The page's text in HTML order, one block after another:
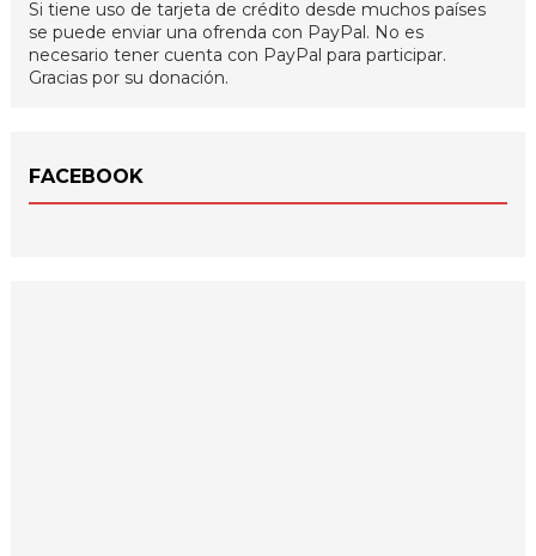
Si tiene uso de tarjeta de crédito desde muchos países
se puede enviar una ofrenda con PayPal. No es
necesario tener cuenta con PayPal para participar.
Gracias por su donación.
FACEBOOK